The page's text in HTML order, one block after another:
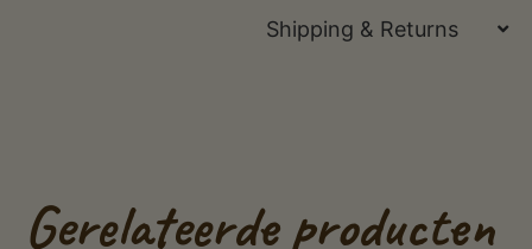
Shipping & Returns
Gerelateerde producten